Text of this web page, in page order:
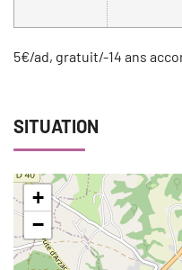
5€/ad, gratuit/-14 ans
SITUATION
+
−